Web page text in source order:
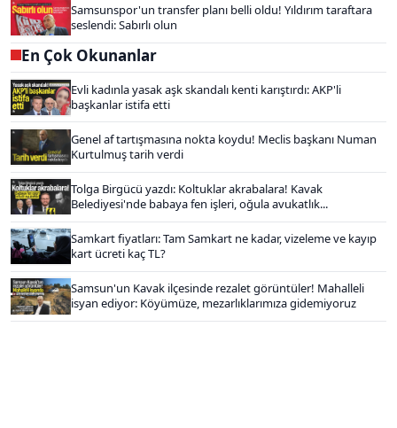
Samsunspor'un transfer planı belli oldu! Yıldırım taraftara
seslendi: Sabırlı olun
En Çok Okunanlar
Evli kadınla yasak aşk skandalı kenti karıştırdı: AKP'li
başkanlar istifa etti
Genel af tartışmasına nokta koydu! Meclis başkanı Numan
Kurtulmuş tarih verdi
Tolga Birgücü yazdı: Koltuklar akrabalara! Kavak
Belediyesi'nde babaya fen işleri, oğula avukatlık...
Samkart fiyatları: Tam Samkart ne kadar, vizeleme ve kayıp
kart ücreti kaç TL?
Samsun'un Kavak ilçesinde rezalet görüntüler! Mahalleli
isyan ediyor: Köyümüze, mezarlıklarımıza gidemiyoruz